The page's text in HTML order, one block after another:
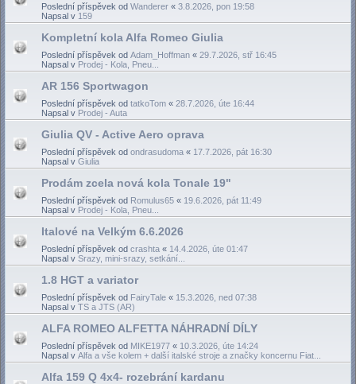
Poslední příspěvek od Wanderer « 3.8.2026, pon 19:58
Napsal v 159
Kompletní kola Alfa Romeo Giulia
Poslední příspěvek od Adam_Hoffman « 29.7.2026, stř 16:45
Napsal v Prodej - Kola, Pneu...
AR 156 Sportwagon
Poslední příspěvek od tatkoTom « 28.7.2026, úte 16:44
Napsal v Prodej - Auta
Giulia QV - Active Aero oprava
Poslední příspěvek od ondrasudoma « 17.7.2026, pát 16:30
Napsal v Giulia
Prodám zcela nová kola Tonale 19"
Poslední příspěvek od Romulus65 « 19.6.2026, pát 11:49
Napsal v Prodej - Kola, Pneu...
Italové na Velkým 6.6.2026
Poslední příspěvek od crashta « 14.4.2026, úte 01:47
Napsal v Srazy, mini-srazy, setkání...
1.8 HGT a variator
Poslední příspěvek od FairyTale « 15.3.2026, ned 07:38
Napsal v TS a JTS (AR)
ALFA ROMEO ALFETTA NÁHRADNÍ DÍLY
Poslední příspěvek od MIKE1977 « 10.3.2026, úte 14:24
Napsal v Alfa a vše kolem + další italské stroje a značky koncernu Fiat...
Alfa 159 Q 4x4- rozebrání kardanu